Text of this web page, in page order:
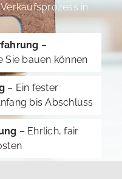
in
–
Sie bauen können
– Ein fester
bis Abschluss
– Ehrlich, fair